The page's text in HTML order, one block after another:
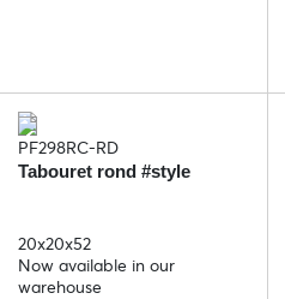
PF298RC-RD
Tabouret rond #style
20x20x52
Now available in our
warehouse